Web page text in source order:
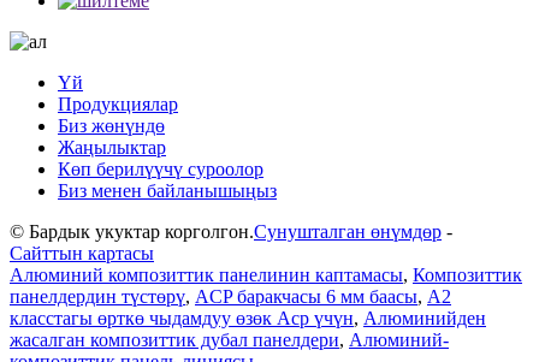
Үй
Продукциялар
Биз жөнүндө
Жаңылыктар
Көп берилүүчү суроолор
Биз менен байланышыңыз
© Бардык укуктар корголгон.Сунушталган өнүмдөр -
Сайттын картасы
Алюминий композиттик панелинин каптамасы, Композиттик
панелдердин түстөрү, ACP баракчасы 6 мм баасы, A2
класстагы өрткө чыдамдуу өзөк Acp үчүн, Алюминийден
жасалган композиттик дубал панелдери, Алюминий-